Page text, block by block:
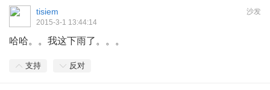
沙发
tisiem
2015-3-1 13:44:14
哈哈。。我这下雨了。。。
支持 反对